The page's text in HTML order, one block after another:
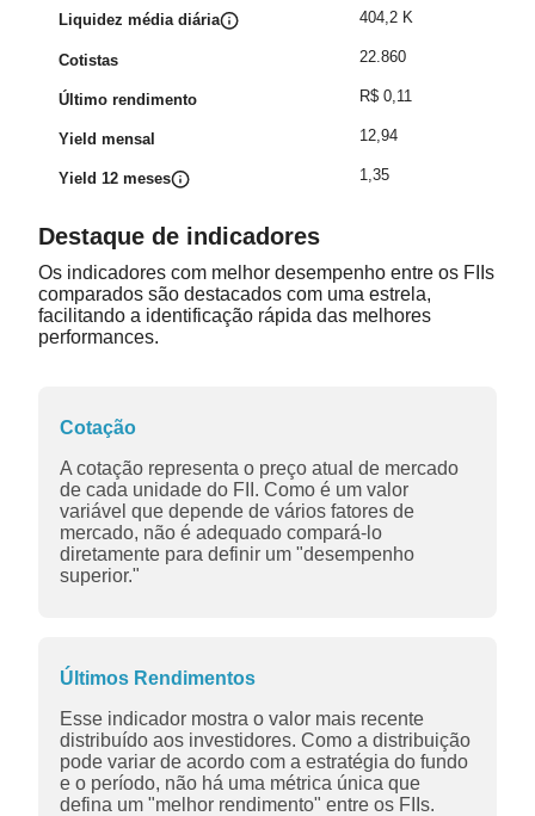
Liquidez média diária
Cotistas
Último rendimento
Yield mensal
Yield 12 meses
404,2 K
22.860
R$ 0,11
12,94
1,35
Destaque de indicadores
Os indicadores com melhor desempenho entre os FIIs
comparados são destacados com uma estrela,
facilitando a identificação rápida das melhores
performances.
Cotação
A cotação representa o preço atual de mercado
de cada unidade do FII. Como é um valor
variável que depende de vários fatores de
mercado, não é adequado compará-lo
diretamente para definir um "desempenho
superior."
Últimos Rendimentos
Esse indicador mostra o valor mais recente
distribuído aos investidores. Como a distribuição
pode variar de acordo com a estratégia do fundo
e o período, não há uma métrica única que
defina um "melhor rendimento" entre os FIIs.